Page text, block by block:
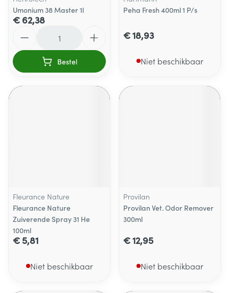
Umonium 38 Master 1l
€ 62,38
Bestel
Peha Fresh 400ml 1 P/s
€ 18,93
Niet beschikbaar
Fleurance Nature
Fleurance Nature
Zuiverende Spray 31 He
100ml
€ 5,81
Niet beschikbaar
Provilan
Provilan Vet. Odor Remover
300ml
€ 12,95
Niet beschikbaar